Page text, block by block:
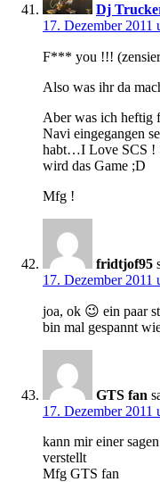
Dj
17. Dezember 2011
F*** you !!!
Also was ihr da
Aber was ich heftig
Navi eingegangen
habt…I Love SCS !
wird das Game ;D
Mfg !
fridtjof95
17. Dezember 2011
joa, ok 😉 ein paar
bin mal gespannt
GTS fan
17. Dezember 2011
kann mir einer
verstellt
Mfg GTS fan